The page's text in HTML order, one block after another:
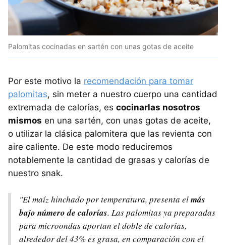
Palomitas cocinadas en sartén con unas gotas de aceite
Por este motivo la recomendación para tomar
palomitas, sin meter a nuestro cuerpo una cantidad
extremada de calorías, es cocinarlas nosotros
mismos en una sartén, con unas gotas de aceite,
o utilizar la clásica palomitera que las revienta con
aire caliente. De este modo reduciremos
notablemente la cantidad de grasas y calorías de
nuestro snak.
"El maíz hinchado por temperatura, presenta elmás
bajo número de calorías. Las palomitas ya preparadas
para microondas aportan el doble de calorías,
alrededor del 43% es grasa, en comparación con el